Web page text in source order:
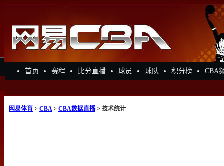
首页 赛程 比分直播 球员 球队 积分榜 CBA
网易体育 > CBA> CBA数据直播> 技术统计